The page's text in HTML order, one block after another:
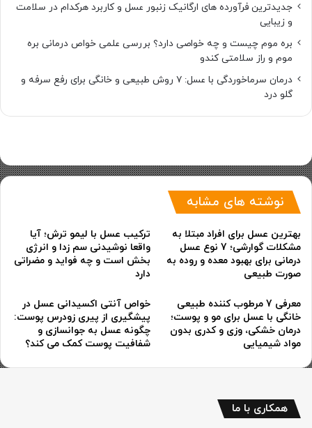
جدیدترین فرآورده های ارگانیک زنبور عسل و کاربرد هرکدام در سلامت
و زیبایی
بره موم چیست و چه خواصی دارد؟ بررسی علمی خواص درمانی بره
موم و راز سلامتی کندو
درمان سرماخوردگی با عسل: ۷ روش طبیعی و خانگی برای رفع سرفه و
گلو درد
نوشته های مشابه
بهترین عسل برای افراد مبتلا به
مشکلات گوارشی؛ 7 نوع عسل
درمانی برای بهبود معده و روده به
صورت طبیعی
ترکیب عسل با لیمو ترش؛ آیا
واقعا نوشیدنی سم زدا و انرژی
بخش است و چه فواید و مضراتی
دارد
معرفی 7 مرطوب کننده طبیعی
خانگی با عسل برای مو و پوست؛
درمان خشکی، وزی و کدری بدون
مواد شیمیایی
خواص آنتی اکسیدانی عسل در
پیشگیری از پیری زودرس پوست:
چگونه عسل به جوانسازی و
شفافیت پوست کمک می کند؟
همکاری با ما